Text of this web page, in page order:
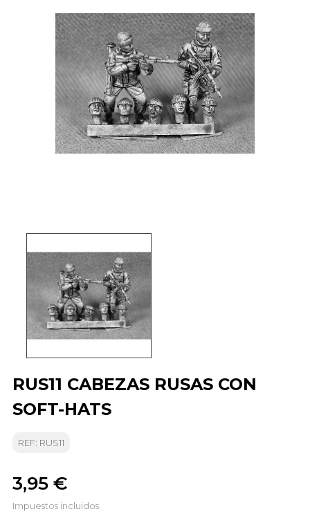
RUS11 CABEZAS RUSAS CON
SOFT-HATS
REF: RUS11
3,95 €
Impuestos incluidos